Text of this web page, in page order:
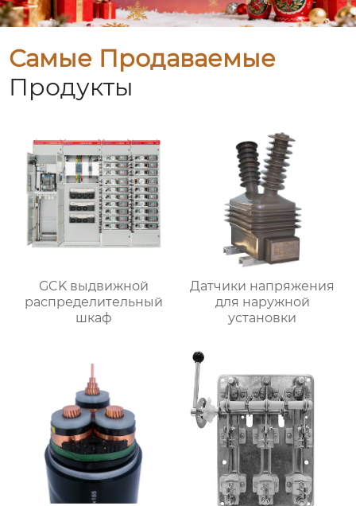
Самые Продаваемые
Продукты
GCK выдвижной
распределительный
шкаф
Датчики напряжения
для наружной
установки